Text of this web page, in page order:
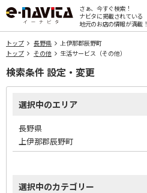
さぁ、今すぐ検索！
ナビタに掲載されている
地元のお店の情報が満載！
トップ 長野県
上伊那郡辰野町
トップ
その他 生活サービス（その他）
検索条件 設定・変更
選択中のエリア
長野県
上伊那郡辰野町
選択中のカテゴリー